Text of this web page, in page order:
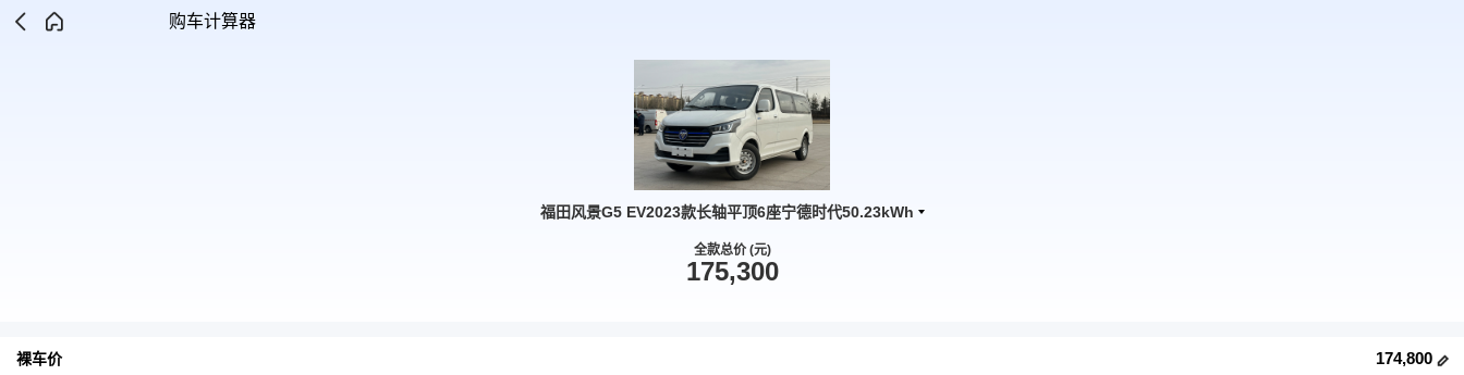
购车计算器
福田风景G5 EV2023款长轴平顶6座宁德时代50.23kWh
全款总价 (元)
175,300
裸车价 174,800